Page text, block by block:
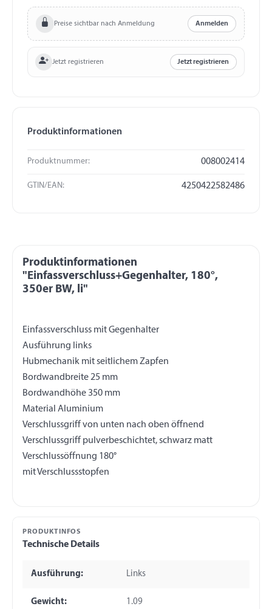
Preise sichtbar nach Anmeldung Anmelden
Jetzt registrieren Jetzt registrieren
Produktinformationen
Produktnummer: 008002414
GTIN/EAN: 4250422582486
Produktinformationen
"Einfassverschluss+Gegenhalter, 180°,
350er BW, li"
Einfassverschluss mit Gegenhalter
Ausführung links
Hubmechanik mit seitlichem Zapfen
Bordwandbreite 25 mm
Bordwandhöhe 350 mm
Material Aluminium
Verschlussgriff von unten nach oben öffnend
Verschlussgriff pulverbeschichtet, schwarz matt
Verschlussöffnung 180°
PRODUKTINFOS
Technische Details
Ausführung: Links
Gewicht: 1.09